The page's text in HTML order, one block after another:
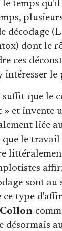
le temps
décodage
dont le
ces
intéresser le
suffit que le
» et invente
liée
le travail
sont au
type